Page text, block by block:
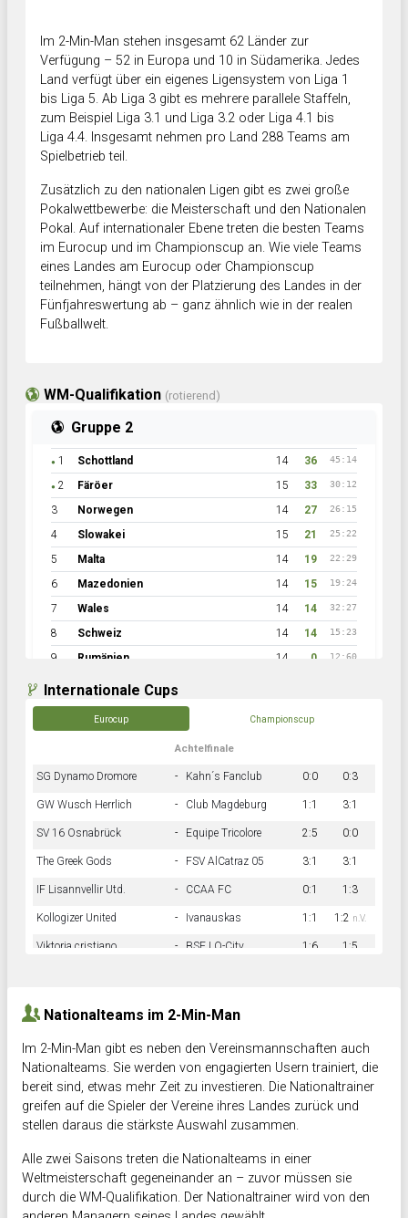
Im 2-Min-Man stehen insgesamt 62 Länder zur
Verfügung – 52 in Europa und 10 in Südamerika. Jedes
Land verfügt über ein eigenes Ligensystem von Liga 1
bis Liga 5. Ab Liga 3 gibt es mehrere parallele Staffeln,
zum Beispiel Liga 3.1 und Liga 3.2 oder Liga 4.1 bis
Liga 4.4. Insgesamt nehmen pro Land 288 Teams am
Spielbetrieb teil.
Zusätzlich zu den nationalen Ligen gibt es zwei große
Pokalwettbewerbe: die Meisterschaft und den Nationalen
Pokal. Auf internationaler Ebene treten die besten Teams
im Eurocup und im Championscup an. Wie viele Teams
eines Landes am Eurocup oder Championscup
teilnehmen, hängt von der Platzierung des Landes in der
Fünfjahreswertung ab – ganz ähnlich wie in der realen
Fußballwelt.
WM-Qualifikation (rotierend)
Gruppe 2
● 1 Schottland 14 36 45:14
● 2 Färöer 15 33 30:12
3 Norwegen 14 27 26:15
4 Slowakei 15 21 25:22
5 Malta 14 19 22:29
6 Mazedonien 14 15 19:24
7 Wales 14 14 32:27
8 Schweiz 14 14 15:23
9 Rumänien 14 0 12:60
Internationale Cups
Eurocup Championscup
Achtelfinale
SG Dynamo Dromore - Kahn´s Fanclub 0:0 0:3
GW Wusch Herrlich - Club Magdeburg 1:1 3:1
SV 16 Osnabrück - Equipe Tricolore 2:5 0:0
The Greek Gods - FSV AlCatraz 05 3:1 3:1
IF Lisannvellir Utd. - CCAA FC 0:1 1:3
Kollogizer United - Ivanauskas 1:1 1:2 n.V.
Viktoria cristiano - BSF LO-City 1:6 1:5
Nationalteams im 2-Min-Man
Im 2-Min-Man gibt es neben den Vereinsmannschaften auch
Nationalteams. Sie werden von engagierten Usern trainiert, die
bereit sind, etwas mehr Zeit zu investieren. Die Nationaltrainer
greifen auf die Spieler der Vereine ihres Landes zurück und
stellen daraus die stärkste Auswahl zusammen.
Alle zwei Saisons treten die Nationalteams in einer
Weltmeisterschaft gegeneinander an – zuvor müssen sie
durch die WM-Qualifikation. Der Nationaltrainer wird von den